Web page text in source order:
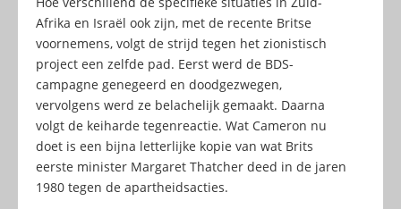
Afrika en Israël ook zijn, met de recente Britse
voornemens, volgt de strijd tegen het zionistisch
project een zelfde pad. Eerst werd de BDS-
campagne genegeerd en doodgezwegen,
vervolgens werd ze belachelijk gemaakt. Daarna
volgt de keiharde tegenreactie. Wat Cameron nu
doet is een bijna letterlijke kopie van wat Brits
eerste minister Margaret Thatcher deed in de jaren
1980 tegen de apartheidsacties.